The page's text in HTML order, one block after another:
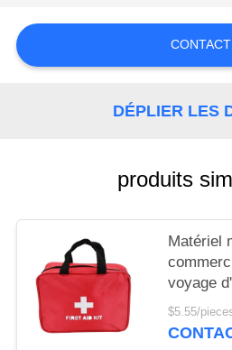
PLAN
DU
CONFIDENTIALITÉ
DÉPLIER LES
produits
Matériel
voyage
Mini
$5.55/